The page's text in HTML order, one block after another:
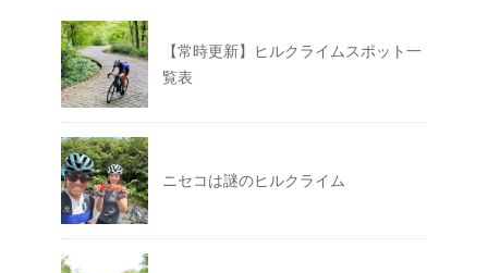
【常時更新】ヒルクライムスポット一
覧表
ニセコは謎のヒルクライム